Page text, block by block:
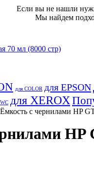
Если вы не нашли
Мы найдем
для COLOR для EPSON
для XEROX
с чернилами HP
HP